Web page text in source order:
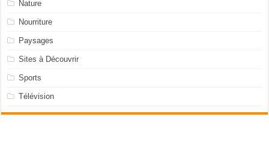
Nature
Nourriture
Paysages
Sites à Découvrir
Sports
Télévision